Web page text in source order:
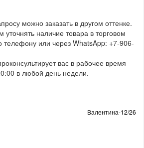
можно заказать в другом оттенке.
уточнять наличие товара в торговом
телефону или через WhatsApp: +7-906-
вас в рабочее время
в любой день недели.
Валентина-12/26